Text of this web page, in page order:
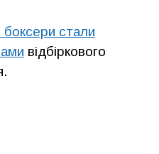
боксери стали
відбіркового